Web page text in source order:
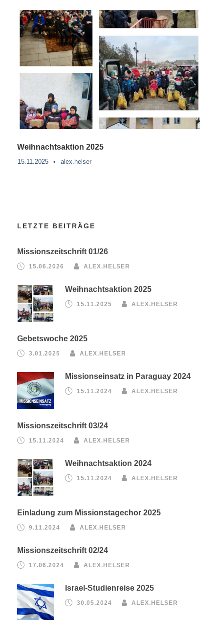
Weihnachtsaktion 2025
15.11.2025 • alex.helser
LETZTE BEITRÄGE
Missionszeitschrift 01/26
15.06.2026 ALEX.HELSER
Weihnachtsaktion 2025
15.11.2025 ALEX.HELSER
Gebetswoche 2025
3.01.2025 ALEX.HELSER
Missionseinsatz in Paraguay 2024
15.11.2024 ALEX.HELSER
Missionszeitschrift 03/24
15.11.2024 ALEX.HELSER
Weihnachtsaktion 2024
15.11.2024 ALEX.HELSER
Einladung zum Missionstagechor 2025
9.11.2024 ALEX.HELSER
Missionszeitschrift 02/24
17.06.2024 ALEX.HELSER
Israel-Studienreise 2025
30.05.2024 ALEX.HELSER